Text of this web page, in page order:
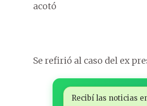
acotó
Se refirió al caso del ex
Recibí las noticias